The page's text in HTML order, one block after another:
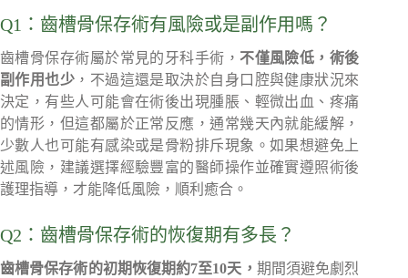
Q1：齒槽骨保存術有風險或是副作用嗎？
齒槽骨保存術屬於常見的牙科手術， 不僅風險低，術後
副作用也少 ，不過這還是取決於自身口腔與健康狀況來
決定，有些人可能會在術後出現腫脹、輕微出血、疼痛
的情形，但這都屬於正常反應，通常幾天內就能緩解，
少數人也可能有感染或是骨粉排斥現象。如果想避免上
述風險，建議選擇經驗豐富的醫師操作並確實遵照術後
護理指導，才能降低風險，順利癒合。
Q2：齒槽骨保存術的恢復期有多長？
齒槽骨保存術的初期恢復期約7至10天， 期間須避免劇烈